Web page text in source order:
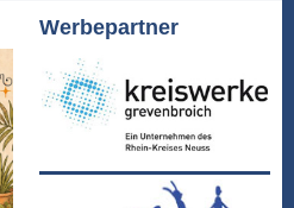
Werbepartner